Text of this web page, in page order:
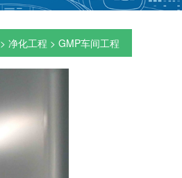
>净化工程 >GMP车间工程